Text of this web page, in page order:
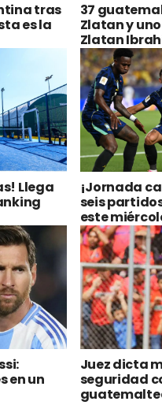
tras
es la
37
Zlatan y
Zlatan
Llega
¡Jornada
seis
este
en un
Juez dicta
seguridad